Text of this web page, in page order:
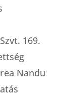
169.
Nandu